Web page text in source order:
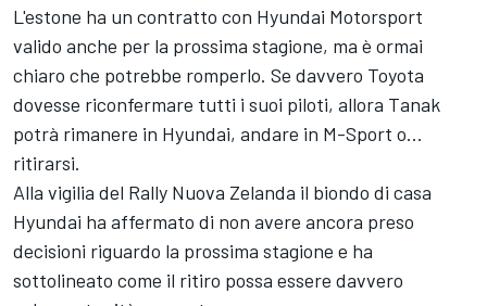
L'estone ha un contratto con Hyundai Motorsport
valido anche per la prossima stagione, ma è ormai
chiaro che potrebbe romperlo. Se davvero Toyota
dovesse riconfermare tutti i suoi piloti, allora Tanak
potrà rimanere in Hyundai, andare in M-Sport o...
ritirarsi.
Alla vigilia del Rally Nuova Zelanda il biondo di casa
Hyundai ha affermato di non avere ancora preso
decisioni riguardo la prossima stagione e ha
sottolineato come il ritiro possa essere davvero